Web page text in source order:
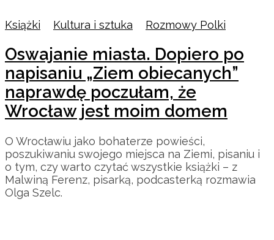
Książki Kultura i sztuka Rozmowy Polki
Oswajanie miasta. Dopiero po
napisaniu „Ziem obiecanych”
naprawdę poczułam, że
Wrocław jest moim domem
O Wrocławiu jako bohaterze powieści,
poszukiwaniu swojego miejsca na Ziemi, pisaniu i
o tym, czy warto czytać wszystkie książki – z
Malwiną Ferenz, pisarką, podcasterką rozmawia
Olga Szelc.